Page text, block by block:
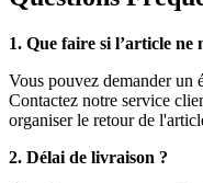
1. Que faire si l’article ne
Vous pouvez demander un
Contactez notre service
organiser le retour de
2. Délai de livraison ?